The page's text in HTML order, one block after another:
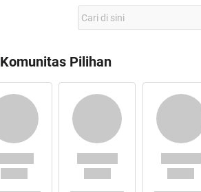
Komunitas Pilihan